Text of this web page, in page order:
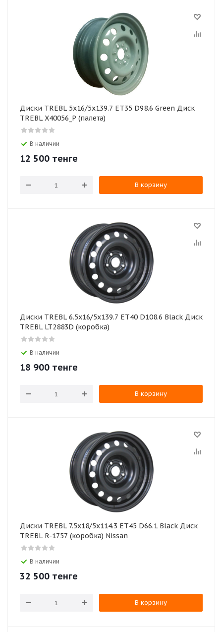
Диски TREBL 5x16/5x139.7 ET35 D98.6 Green Диск
TREBL X40056_P (палета)
В наличии
12 500 тенге
В корзину
Диски TREBL 6.5x16/5x139.7 ET40 D108.6 Black Диск
TREBL LT2883D (коробка)
В наличии
18 900 тенге
В корзину
Диски TREBL 7.5x18/5x114.3 ET45 D66.1 Black Диск
TREBL R-1757 (коробка) Nissan
В наличии
32 500 тенге
В корзину